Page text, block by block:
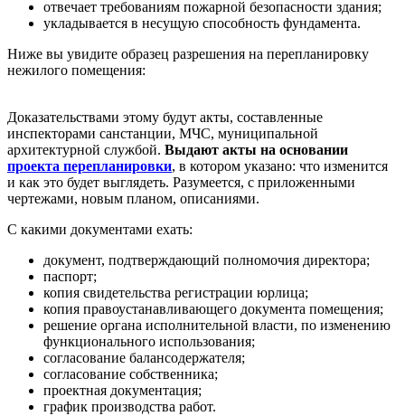
отвечает требованиям пожарной безопасности здания;
укладывается в несущую способность фундамента.
Ниже вы увидите образец разрешения на перепланировку
нежилого помещения:
Доказательствами этому будут акты, составленные
инспекторами санстанции, МЧС, муниципальной
архитектурной службой. Выдают акты на основании
проекта перепланировки, в котором указано: что изменится
и как это будет выглядеть. Разумеется, с приложенными
чертежами, новым планом, описаниями.
С какими документами ехать:
документ, подтверждающий полномочия директора;
паспорт;
копия свидетельства регистрации юрлица;
копия правоустанавливающего документа помещения;
решение органа исполнительной власти, по изменению
функционального использования;
согласование балансодержателя;
согласование собственника;
проектная документация;
график производства работ.